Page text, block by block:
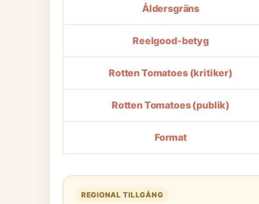
Åldersgräns
Reelgood-betyg
Rotten Tomatoes (kritiker)
Rotten Tomatoes (publik)
Format
REGIONAL TILLGÅNG